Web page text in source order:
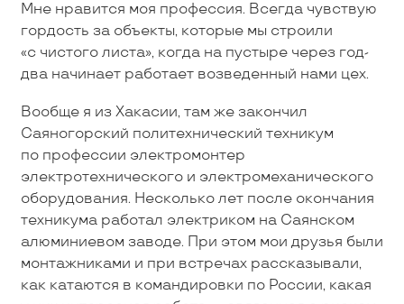
Мне нравится моя профессия. Всегда чувствую
гордость за объекты, которые мы строили
«с чистого листа», когда на пустыре через год-
два начинает работает возведенный нами цех.
Вообще я из Хакасии, там же закончил
Саяногорский политехнический техникум
по профессии электромонтер
электротехнического и электромеханического
оборудования. Несколько лет после окончания
техникума работал электриком на Саянском
алюминиевом заводе. При этом мои друзья были
монтажниками и при встречах рассказывали,
как катаются в командировки по России, какая